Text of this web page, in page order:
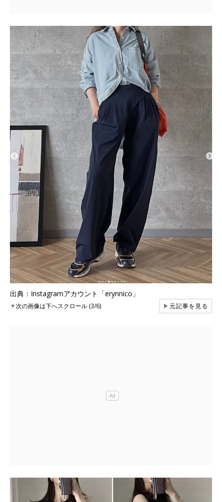
出典：Instagramアカウント「erynnico」
▼次の画像は下へスクロール (3/6) ▶元記事を見る